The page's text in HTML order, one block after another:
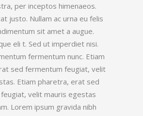
per inceptos himenaeos.
justo. Nullam ac urna eu felis
sit amet a augue.
eli t. Sed ut imperdiet nisi.
fermentum nunc. Etiam
sed fermentum feugiat, velit
Etiam pharetra, erat sed
velit mauris egestas
Lorem ipsum gravida nibh